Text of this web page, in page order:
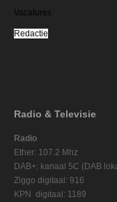
Vacatures
Redactie
Radio & Televisie
Radio
Ether: 107.2 Mhz
DAB+: kanaal 5C (DAB
Ziggo digitaal: 916
KPN digitaal: 1189